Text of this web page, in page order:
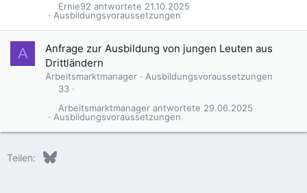
Ausbildungsvoraussetzungen
21.10.2025
Ernie92
A
Anfrage zur Ausbildung von jungen Leuten aus
Drittländern
Arbeitsmarktmanager
Ausbildungsvoraussetzungen
33
Ausbildungsvoraussetzungen
29.06.2025
Arbeitsmarktmanager
Teilen: Bluesky